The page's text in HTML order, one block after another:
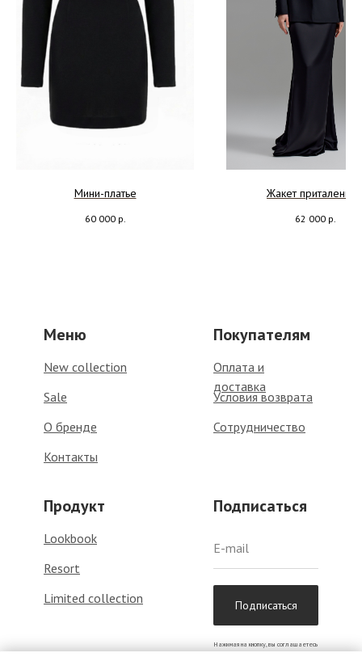
Мини-платье
60 000 р.
Жакет
62 000 р.
Меню
New collection
Sale
О бренде
Покупателям
Оплата и
доставка
Условия возврата
Сотрудничество
Контакты
Продукт
Lookbook
Resort
Limited collection
Подписаться
Подписаться
Нажимая на кнопку, вы соглашаетесь
сполитикой обработки данных